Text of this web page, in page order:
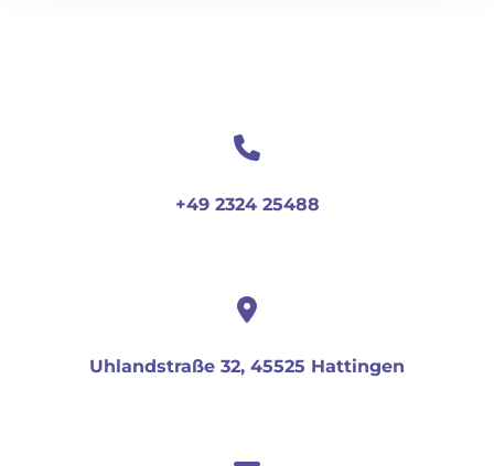
+49 2324 25488
Uhlandstraße 32, 45525 Hattingen